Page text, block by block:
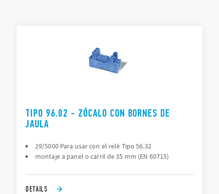
TIPO 96.02 - ZÓCALO CON BORNES DE
JAULA
29/5000 Para usar con el relé Tipo 56.32
montaje a panel o carril de 35 mm (EN 60715)
DETAILS